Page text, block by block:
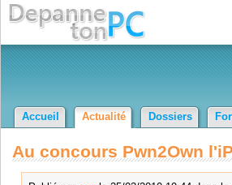
Accueil Actualité Dossiers
Au concours Pwn2Own